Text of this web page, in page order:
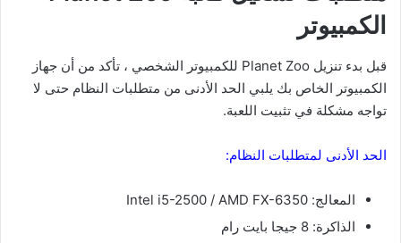
الكمبيوتر
قبل بدء تنزيل Planet Zoo للكمبيوتر الشخصي ، تأكد من أن جهاز
الكمبيوتر الخاص بك يلبي الحد الأدنى من متطلبات النظام حتى لا
تواجه مشكلة في تثبيت اللعبة.
الحد الأدنى لمتطلبات النظام:
المعالج: Intel i5-2500 / AMD FX-6350
الذاكرة: 8 جيجا بايت رام